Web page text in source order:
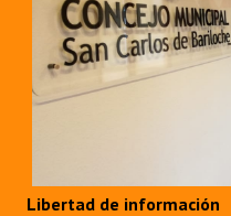
Libertad de información